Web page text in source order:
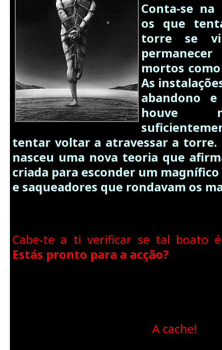
Conta-se
os que
torre se
mortos
As
abandono
houve
tentar voltar a atravessar a torre.
nasceu uma nova teoria que
criada para esconder um
e saqueadores que rondavam os
Cabe-te a ti verificar se tal boato
Estás pronto para a acção?
A cache!